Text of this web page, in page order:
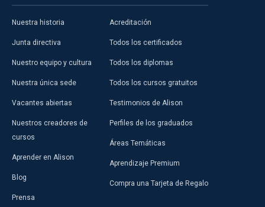
Nuestra historia
Junta directiva
Nuestro equipo y cultura
Nuestra única sede
Vacantes abiertas
Nuestros creadores de
cursos
Aprender en Alison
Blog
Prensa
Acreditación
Todos los certificados
Todos los diplomas
Todos los cursos gratuitos
Testimonios de Alison
Perfiles de los graduados
Áreas Temáticas
Aprendizaje Premium
Compra una Tarjeta de Regalo